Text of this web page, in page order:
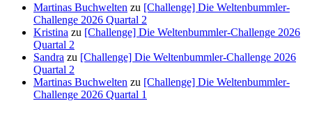
Martinas Buchwelten zu [Challenge] Die Weltenbummler-
Challenge 2026 Quartal 2
Kristina zu [Challenge] Die Weltenbummler-Challenge 2026
Quartal 2
Sandra zu [Challenge] Die Weltenbummler-Challenge 2026
Quartal 2
Martinas Buchwelten zu [Challenge] Die Weltenbummler-
Challenge 2026 Quartal 1